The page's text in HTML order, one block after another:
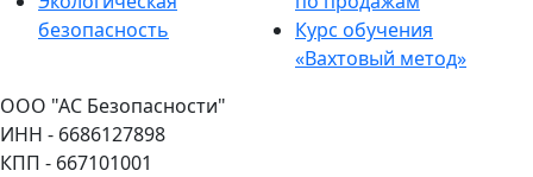
безопасность
Курс обучения
«Вахтовый метод»
ООО "АС Безопасности"
ИНН - 6686127898
КПП - 667101001